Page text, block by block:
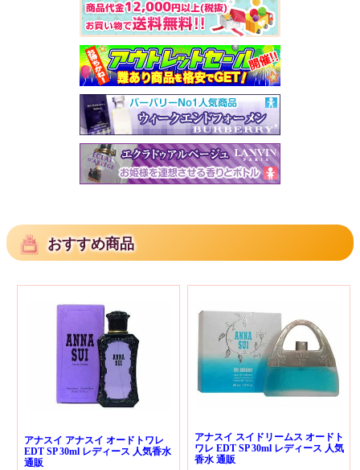
おすすめ商品
アナスイ アナスイ オードトワレ
EDT SP 30ml レディース 人気香水
通販
アナスイ スイドリームス オードト
ワレ EDT SP 30ml レディース 人気
香水 通販